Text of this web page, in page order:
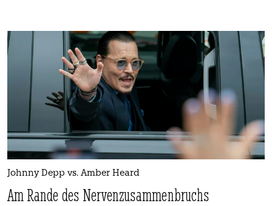
Johnny Depp vs. Amber Heard
Am Rande des Nerven­zusammenbruchs